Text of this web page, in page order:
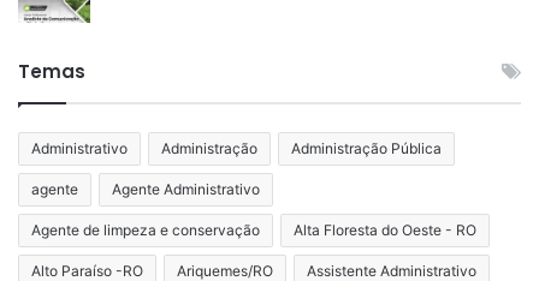
Temas
Administrativo Administração Administração Pública
agente Agente Administrativo
Agente de limpeza e conservação Alta Floresta do Oeste - RO
Alto Paraíso -RO Ariquemes/RO Assistente Administrativo